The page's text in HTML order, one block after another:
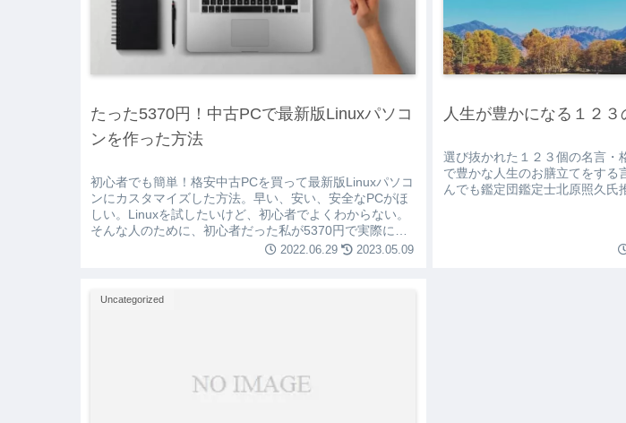
たった5370円！中古PCで最新版Linuxパソコ
ンを作った方法
初心者でも簡単！格安中古PCを買って最新版Linuxパソコ
ンにカスタマイズした方法。早い、安い、安全なPCがほ
しい。Linuxを試したいけど、初心者でよくわからない。
そんな人のために、初心者だった私が5370円で実際に作
2022.06.29 2023.05.09
人生が豊かになる１２３
選び抜かれた１２３個の名言・
で豊かな人生のお膳立てをする
んでも鑑定団鑑定士北原照久氏
Uncategorized